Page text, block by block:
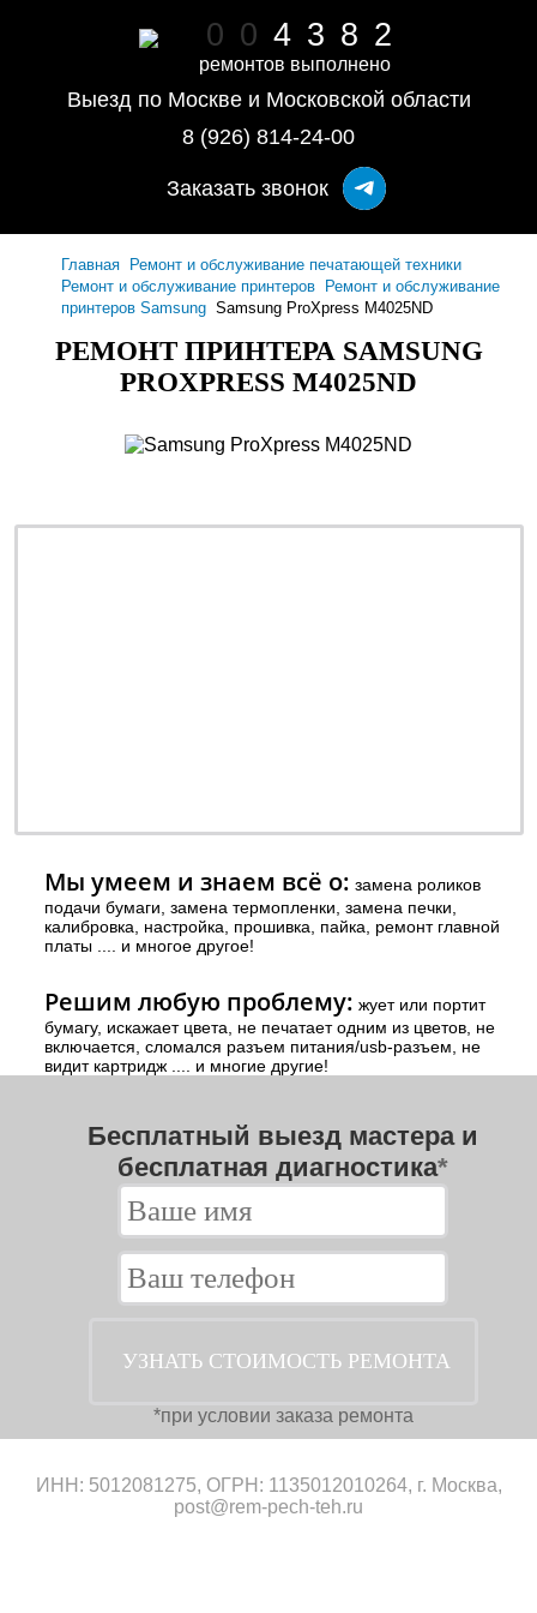
0 0 4 3 8 2
ремонтов выполнено
Выезд по Москве и Московской области
8 (926) 814-24-00
Заказать звонок
Главная
Ремонт и обслуживание печатающей техники
Ремонт и обслуживание принтеров
Ремонт и обслуживание
принтеров Samsung Samsung ProXpress M4025ND
РЕМОНТ ПРИНТЕРА SAMSUNG
PROXPRESS M4025ND
Мы умеем и знаем всё о: замена роликов
подачи бумаги, замена термопленки, замена печки,
калибровка, настройка, прошивка, пайка, ремонт главной
платы .... и многое другое!
Решим любую проблему: жует или портит
бумагу, искажает цвета, не печатает одним из цветов, не
включается, сломался разъем питания/usb-разъем, не
видит картридж .... и многие другие!
Бесплатный выезд мастера и
бесплатная диагностика*
*при условии заказа ремонта
ИНН: 5012081275, ОГРН: 1135012010264, г. Москва,
post@rem-pech-teh.ru